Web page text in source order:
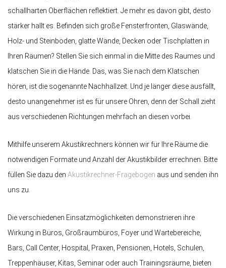
schallharten Oberflächen reflektiert. Je mehr es davon gibt, desto
stärker hallt es. Befinden sich große Fensterfronten, Glaswände,
Holz- und Steinböden, glatte Wände, Decken oder Tischplatten in
Ihren Räumen? Stellen Sie sich einmal in die Mitte des Raumes und
klatschen Sie in die Hände. Das, was Sie nach dem Klatschen
hören, ist die sogenannte Nachhallzeit. Und je länger diese ausfällt,
desto unangenehmer ist es für unsere Ohren, denn der Schall zieht
aus verschiedenen Richtungen mehrfach an diesen vorbei.
Mithilfe unserem Akustikrechners können wir für Ihre Räume die
notwendigen Formate und Anzahl der Akustikbilder errechnen. Bitte
füllen Sie dazu den Akustikrechner-Fragebogen aus und senden ihn
uns zu.
Die verschiedenen Einsatzmöglichkeiten demonstrieren ihre
Wirkung in Büros, Großraumbüros, Foyer und Wartebereiche,
Bars, Call Center, Hospital, Praxen, Pensionen, Hotels, Schulen,
Treppenhäuser, Kitas, Seminar oder auch Trainingsräume, bieten